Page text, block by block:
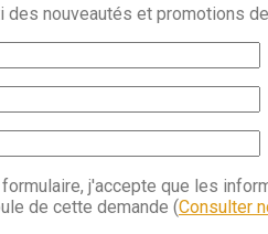
nouveautés et promotions
formulaire, j'accepte que les
de cette demande (Consulter